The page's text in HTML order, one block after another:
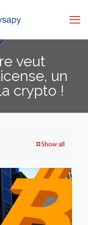
veut
un
crypto !
Show all